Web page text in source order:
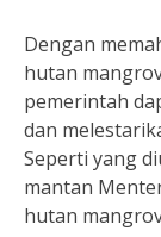
Dengan
hutan
pemerintah
dan
Seperti yang
mantan
hutan